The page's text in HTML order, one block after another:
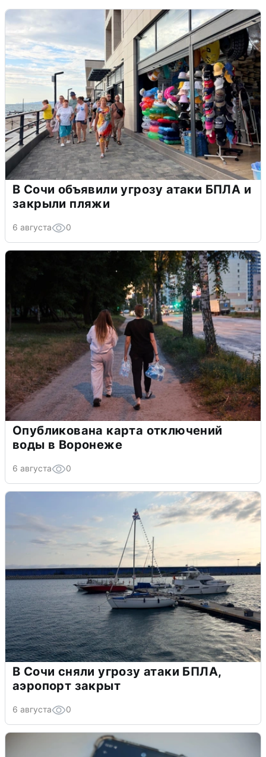
В Сочи объявили угрозу атаки БПЛА и
закрыли пляжи
6 августа 0
Опубликована карта отключений
воды в Воронеже
6 августа 0
В Сочи сняли угрозу атаки БПЛА,
аэропорт закрыт
6 августа 0